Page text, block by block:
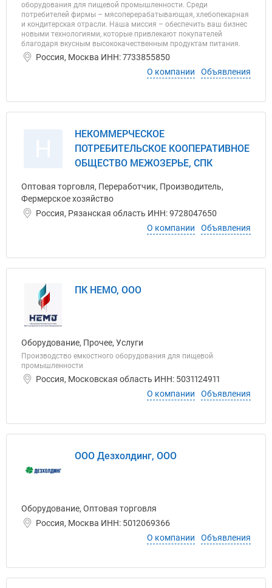
оборудования для пищевой промышленности. Среди
потребителей фирмы – мясоперерабатывающая, хлебопекарная
и кондитерская отрасли. Наша миссия – обеспечить ваш бизнес
новыми технологиями, которые привлекают покупателей
благодаря вкусным высококачественным продуктам питания.
Россия, Москва ИНН: 7733855850
О компании
Объявления
НЕКОММЕРЧЕСКОЕ
ПОТРЕБИТЕЛЬСКОЕ КООПЕРАТИВНОЕ
ОБЩЕСТВО МЕЖОЗЕРЬЕ, СПК
Оптовая торговля, Переработчик, Производитель,
Фермерское хозяйство
Россия, Рязанская область ИНН: 9728047650
О компании
Объявления
ПК НЕМО, ООО
Оборудование, Прочее, Услуги
Производство емкостного оборудования для пищевой
промышленности
Россия, Московская область ИНН: 5031124911
О компании
Объявления
ООО Дезхолдинг, ООО
Оборудование, Оптовая торговля
Россия, Москва ИНН: 5012069366
О компании
Объявления